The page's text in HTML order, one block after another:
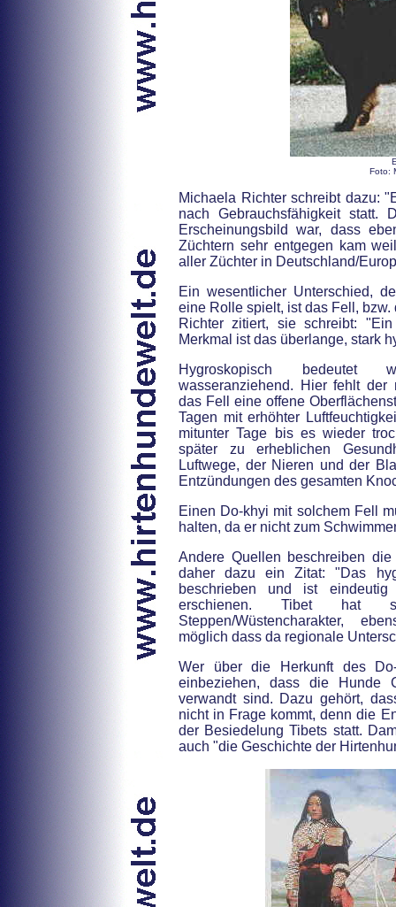
Foto:
Michaela Richter schreibt dazu:
nach Gebrauchsfähigkeit statt.
Erscheinungsbild war, dass
Züchtern sehr entgegen kam
aller Züchter in Deutschland/
Ein wesentlicher Unterschied,
eine Rolle spielt, ist das Fell,
Richter zitiert, sie schreibt:
Merkmal ist das überlange, stark
Hygroskopisch bedeutet
wasseranziehend. Hier fehlt
das Fell eine offene
Tagen mit erhöhter
mitunter Tage bis es wieder
später zu erheblichen
Luftwege, der Nieren und der
Entzündungen des gesamten
Einen Do-khyi mit solchem Fell
halten, da er nicht zum
Andere Quellen beschreiben
daher dazu ein Zitat: "Das
beschrieben und ist
erschienen. Tibet hat
Steppen/Wüstencharakter,
möglich dass da regionale
Wer über die Herkunft des
einbeziehen, dass die Hunde
verwandt sind. Dazu gehört,
nicht in Frage kommt, denn die
der Besiedelung Tibets statt.
auch "die Geschichte der